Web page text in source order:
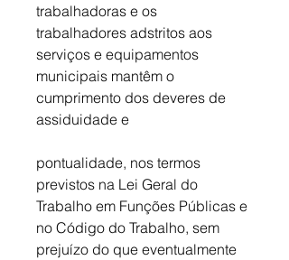
trabalhadoras e os
trabalhadores adstritos aos
serviços e equipamentos
municipais mantêm o
cumprimento dos deveres de
assiduidade e
pontualidade, nos termos
previstos na Lei Geral do
Trabalho em Funções Públicas e
no Código do Trabalho, sem
prejuízo do que eventualmente